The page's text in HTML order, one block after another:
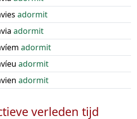
adormit
adormit
adormit
adormit
adormit
verleden tijd